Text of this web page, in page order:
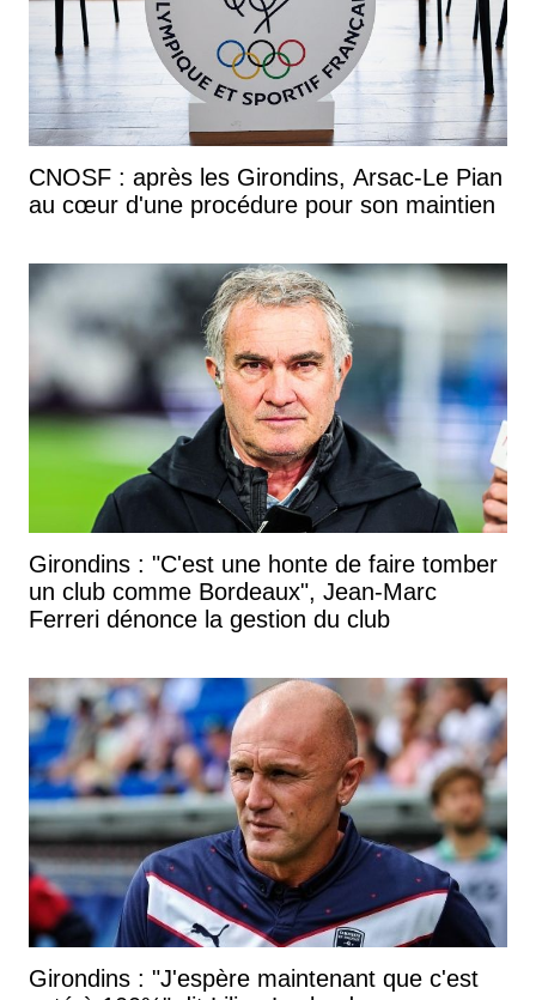
CNOSF : après les Girondins, Arsac-Le Pian
au cœur d'une procédure pour son maintien
Girondins : "C'est une honte de faire tomber
un club comme Bordeaux", Jean-Marc
Ferreri dénonce la gestion du club
Girondins : "J'espère maintenant que c'est